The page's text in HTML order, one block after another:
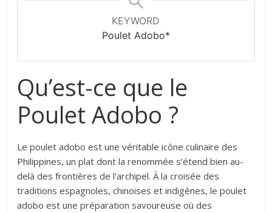
KEYWORD
Poulet Adobo*
Qu’est-ce que le
Poulet Adobo ?
Le poulet adobo est une véritable icône culinaire des
Philippines, un plat dont la renommée s’étend bien au-
delà des frontières de l’archipel. À la croisée des
traditions espagnoles, chinoises et indigènes, le poulet
adobo est une préparation savoureuse où des